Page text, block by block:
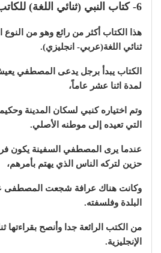
6- كتاب النبي (ثنائي اللغة) للكاتب جبران خليل جبران
هذا الكتاب أكثر من رائع وهو من
ثنائي اللغة(عربي- انجليزي).
الكتاب يبدأ برجل يدعى المصطفي
لمدة اثنا عشر عاماً،
وتم اختياره كنبي لسكان المدينة
التي تعيده إلى موطنه الأصلي.
عندما يرى المصطفي السفينة يكون
حزين لتركه الناس الذي يهتم بأمرهم،
وكانت هناك عرافة شجعت المصطفى
البلدة وفلسفته.
من الكتب الرائعة جدا وأنصح بقراءتها
الإنجليزية.